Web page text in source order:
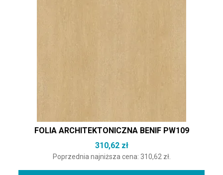
FOLIA ARCHITEKTONICZNA BENIF PW109
310,62 zł
Poprzednia najniższa cena: 310,62 zł.